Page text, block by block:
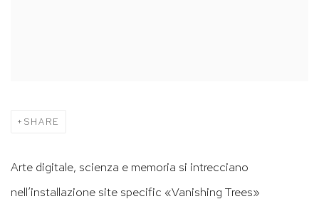
SHARE
Arte digitale, scienza e memoria si intrecciano
nell’installazione site specific «Vanishing Trees»